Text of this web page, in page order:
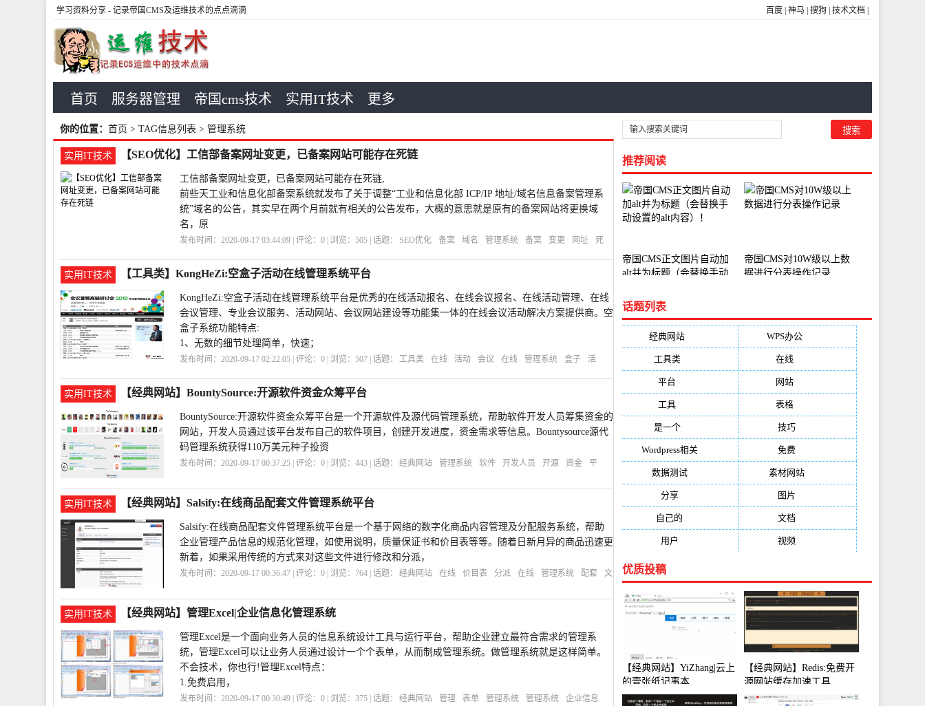
百度 神马 搜狗 技术文档
学习资料分享 - 记录帝国CMS及运维技术的点点滴滴
首页 服务器管理 帝国cms技术 实用IT技术 更多
你的位置： 首页 > TAG信息列表 > 管理系统
实用IT技术 【SEO优化】工信部备案网址变更，已备案网站可能存在死链
工信部备案网址变更，已备案网站可能存在死链,
前些天工业和信息化部备案系统就发布了关于调整“工业和信息化部 ICP/IP 地址/域名信息备案管理系
统”域名的公告，其实早在两个月前就有相关的公告发布，大概的意思就是原有的备案网站将更换域
名，原
发布时间：2020-09-17 03:44:09 | 评论：0 | 浏览：505 | 话题： SEO优化 备案 域名 管理系统 备案 变更 网址
死
链
网站
实用IT技术 【工具类】KongHeZi:空盒子活动在线管理系统平台
KongHeZi:空盒子活动在线管理系统平台是优秀的在线活动报名、在线会议报名、在线活动管理、在线
会议管理、专业会议服务、活动网站、会议网站建设等功能集一体的在线会议活动解决方案提供商。空
盒子系统功能特点:
1、无数的细节处理简单，快速；
发布时间：2020-09-17 02:22:05 | 评论：0 | 浏览：507 | 话题： 工具类 在线 活动 会议 在线 管理系统 盒子
活
动
平台
实用IT技术 【经典网站】BountySource:开源软件资金众筹平台
BountySource:开源软件资金众筹平台是一个开源软件及源代码管理系统，帮助软件开发人员筹集资金的
网站，开发人员通过该平台发布自己的软件项目，创建开发进度，资金需求等信息。Bountysource源代
码管理系统获得110万美元种子投资
发布时间：2020-09-17 00:37:25 | 评论：0 | 浏览：443 | 话题： 经典网站 管理系统 软件 开发人员 开源 资金
平
实用IT技术 【经典网站】Salsify:在线商品配套文件管理系统平台
Salsify:在线商品配套文件管理系统平台是一个基于网络的数字化商品内容管理及分配服务系统，帮助
企业管理产品信息的规范化管理，如使用说明，质量保证书和价目表等等。随着日新月异的商品迅速更
新着，如果采用传统的方式来对这些文件进行修改和分派，
发布时间：2020-09-17 00:36:47 | 评论：0 | 浏览： 764 | 话题： 经典网站 在线 价目表 分派 在线 管理系统 配套
文
实用IT技术 【经典网站】管理Excel|企业信息化管理系统
管理Excel是一个面向业务人员的信息系统设计工具与运行平台，帮助企业建立最符合需求的管理系
统，管理Excel可以让业务人员通过设计一个个表单，从而制成管理系统。做管理系统就是这样简单。
不会技术，你也行!管理Excel特点：
1.免费启用，
发布时间：2020-09-17 00:30:49 | 评论：0 | 浏览：375 | 话题： 经典网站 管理 表单 管理系统 管理系统
企业信息
推荐阅读
帝国CMS正文图片自动加
alt并为标题（会替换手动
帝国CMS对10W级以上数
据进行分表操作记录
话题列表
经典网站 WPS办公(2513)
工具类(1994) 在线(1987)
平台 网站(1170)
工具 表格(1052)
是一个(1026) 技巧
Wordpress相关(851) 免费
数据测试(788) 素材网站
分享(676) 图片
自己的 文档
用户 视频
优质投稿
【经典网站】YiZhang|云上
的壹张纸记事本
【经典网站】Redis:免费开
源网站缓存加速工具